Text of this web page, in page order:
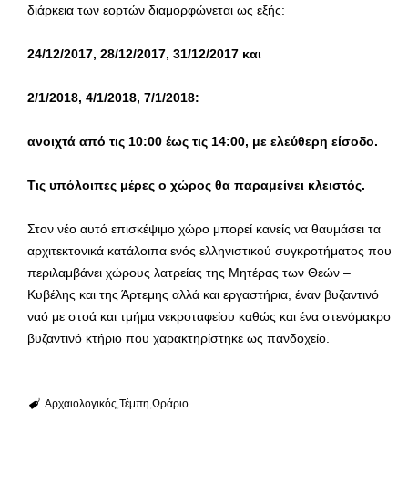
διάρκεια των εορτών διαμορφώνεται ως εξής:
24/12/2017, 28/12/2017, 31/12/2017 και
2/1/2018, 4/1/2018, 7/1/2018:
ανοιχτά από τις 10:00 έως τις 14:00, με ελεύθερη είσοδο.
Τις υπόλοιπες μέρες ο χώρος θα παραμείνει κλειστός.
Στον νέο αυτό επισκέψιμο χώρο μπορεί κανείς να θαυμάσει τα
αρχιτεκτονικά κατάλοιπα ενός ελληνιστικού συγκροτήματος που
περιλαμβάνει χώρους λατρείας της Μητέρας των Θεών –
Κυβέλης και της Άρτεμης αλλά και εργαστήρια, έναν βυζαντινό
ναό με στοά και τμήμα νεκροταφείου καθώς και ένα στενόμακρο
βυζαντινό κτήριο που χαρακτηρίστηκε ως πανδοχείο.
Αρχαιολογικός Τέμπη Ωράριο